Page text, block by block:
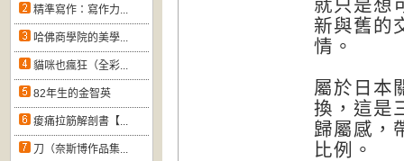
精準寫作：寫作力...
哈佛商學院的美學...
貓咪也瘋狂（全彩...
82年生的金智英
痠痛拉筋解剖書【...
刀（奈斯博作品集...
就只是想
新與舊的
情。
屬於日本
換，這是
歸屬感，
比例。